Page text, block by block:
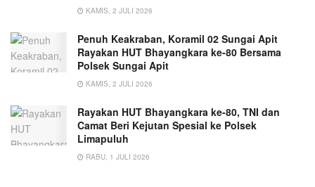
KAMIS, 2 JULI 2026
Penuh Keakraban, Koramil 02 Sungai Apit
Rayakan HUT Bhayangkara ke-80 Bersama
Polsek Sungai Apit
KAMIS, 2 JULI 2026
Rayakan HUT Bhayangkara ke-80, TNI dan
Camat Beri Kejutan Spesial ke Polsek
Limapuluh
RABU, 1 JULI 2026